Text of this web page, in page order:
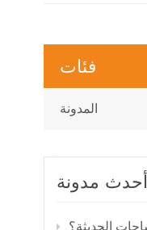
فئات
المدونة
أحدث مدونة